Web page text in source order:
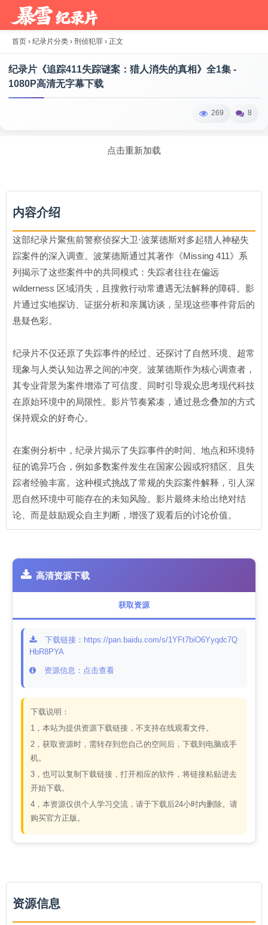
首页 › 纪录片分类 › 刑侦犯罪 › 正文
纪录片《追踪411失踪谜案：猎人消失的真相》全1集 -
1080P高清无字幕下载
269 8
点击重新加载
内容介绍
这部纪录片聚焦前警察侦探大卫·波莱德斯对多起猎人神秘失
踪案件的深入调查。波莱德斯通过其著作《Missing 411》系
列揭示了这些案件中的共同模式：失踪者往往在偏远
wilderness 区域消失，且搜救行动常遭遇无法解释的障碍。影
片通过实地探访、证据分析和亲属访谈，呈现这些事件背后的
悬疑色彩。
纪录片不仅还原了失踪事件的经过、还探讨了自然环境、超常
现象与人类认知边界之间的冲突。波莱德斯作为核心调查者，
其专业背景为案件增添了可信度、同时引导观众思考现代科技
在原始环境中的局限性。影片节奏紧凑，通过悬念叠加的方式
保持观众的好奇心。
在案例分析中，纪录片揭示了失踪事件的时间、地点和环境特
征的诡异巧合，例如多数案件发生在国家公园或狩猎区、且失
踪者经验丰富。这种模式挑战了常规的失踪案件解释，引人深
思自然环境中可能存在的未知风险。影片最终未给出绝对结
论、而是鼓励观众自主判断，增强了观看后的讨论价值。
高清资源下载
获取资源
下载链接：https://pan.baidu.com/s/1YFt7biO6Yyqdc7Q
HbR8PYA
资源信息：点击查看
下载说明：
1，本站为提供资源下载链接，不支持在线观看文件。
2，获取资源时，需转存到您自己的空间后，下载到电脑或手
机。
3，也可以复制下载链接，打开相应的软件，将链接粘贴进去
开始下载。
4，本资源仅供个人学习交流，请于下载后24小时内删除。请
购买官方正版。
资源信息